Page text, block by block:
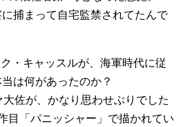
に捕まって自宅監禁されてたんで
・キャッスルが、海軍時代に従
は何があったのか？
佐が、かなり思わせぶりでした
目「パニッシャー」で描かれてい